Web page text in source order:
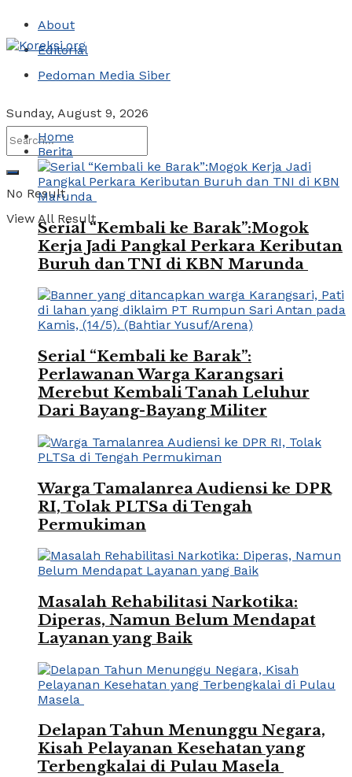
About
Editorial
Pedoman Media Siber
Sunday, August 9, 2026
No Result
View All Result
Home
Berita
Serial “Kembali ke Barak”:Mogok
Kerja Jadi Pangkal Perkara Keributan
Buruh dan TNI di KBN Marunda
Serial “Kembali ke Barak”:
Perlawanan Warga Karangsari
Merebut Kembali Tanah Leluhur
Dari Bayang-Bayang Militer
Warga Tamalanrea Audiensi ke DPR
RI, Tolak PLTSa di Tengah
Permukiman
Masalah Rehabilitasi Narkotika:
Diperas, Namun Belum Mendapat
Layanan yang Baik
Delapan Tahun Menunggu Negara,
Kisah Pelayanan Kesehatan yang
Terbengkalai di Pulau Masela